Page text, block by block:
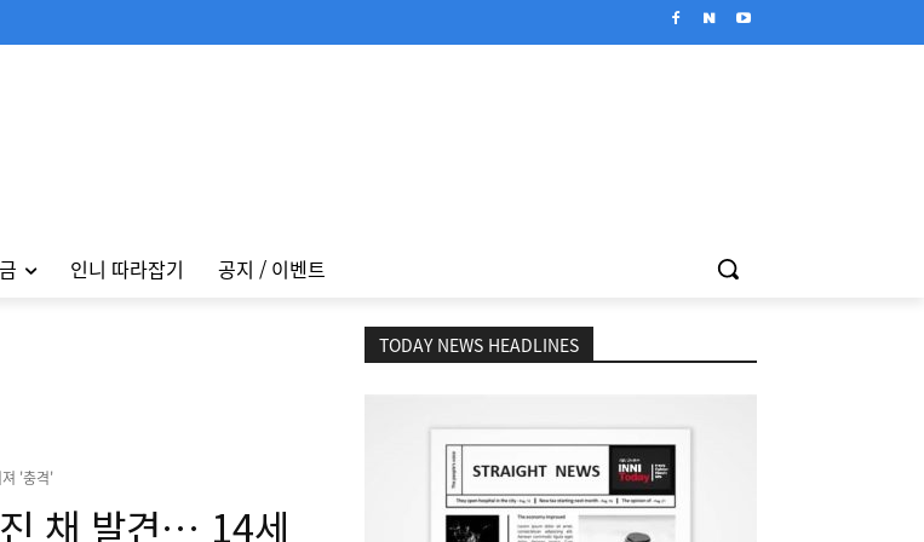
인니 따라잡기 공지 / 이벤트
져 '충격'
채 발견… 14세
TODAY NEWS HEADLINES